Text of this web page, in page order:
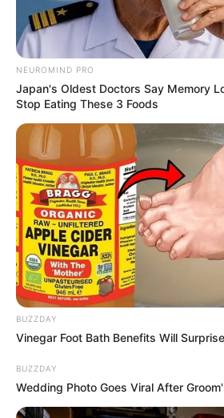
NEUROMIND PRO
Japan's Oldest Doctors Say Memory
Stop Eating These 3 Foods
BUZZDAY
Vinegar Foot Bath Benefits Will
BUZZDAY
Wedding Photo Goes Viral After